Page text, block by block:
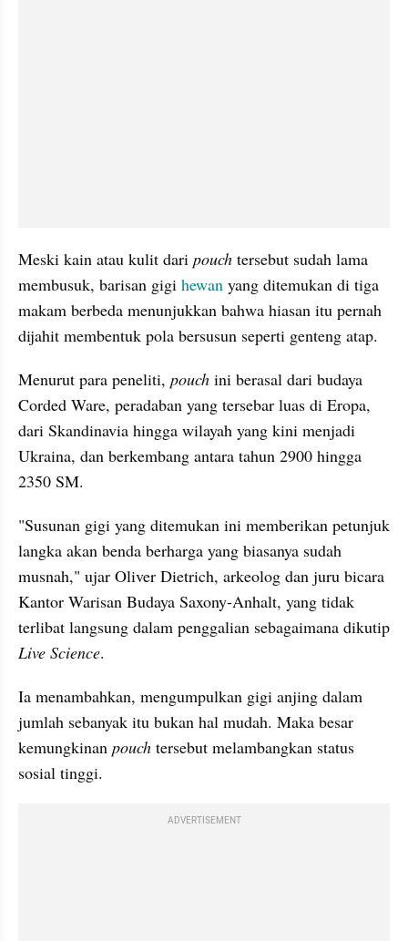
Meski kain atau kulit dari pouch tersebut sudah lama
membusuk, barisan gigi hewan yang ditemukan di tiga
makam berbeda menunjukkan bahwa hiasan itu pernah
dijahit membentuk pola bersusun seperti genteng atap.
Menurut para peneliti, pouch ini berasal dari budaya
Corded Ware, peradaban yang tersebar luas di Eropa,
dari Skandinavia hingga wilayah yang kini menjadi
Ukraina, dan berkembang antara tahun 2900 hingga
2350 SM.
"Susunan gigi yang ditemukan ini memberikan petunjuk
langka akan benda berharga yang biasanya sudah
musnah," ujar Oliver Dietrich, arkeolog dan juru bicara
Kantor Warisan Budaya Saxony-Anhalt, yang tidak
Live Science.
Ia menambahkan, mengumpulkan gigi anjing dalam
jumlah sebanyak itu bukan hal mudah. Maka besar
kemungkinan pouch tersebut melambangkan status
sosial tinggi.
ADVERTISEMENT